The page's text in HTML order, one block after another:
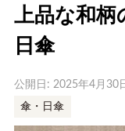
上品な和
日傘
公開日: 2025年4月30
傘・日傘